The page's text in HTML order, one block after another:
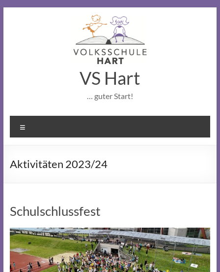
VS Hart
… guter Start!
Aktivitäten 2023/24
Schulschlussfest